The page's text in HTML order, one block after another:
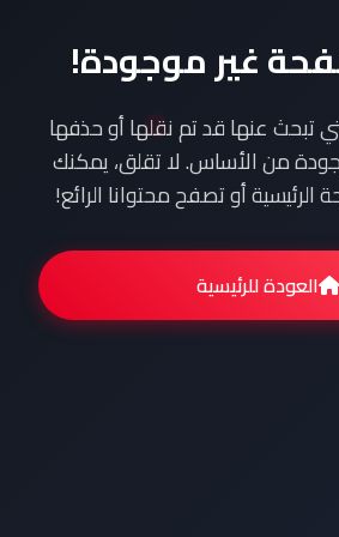
غير موجودة!
تبحث عنها قد تم نقلها أو حذفها
من الأساس. لا تقلق، يمكنك
الرئيسية أو تصفح محتوانا الرائع!
العودة للرئيسية